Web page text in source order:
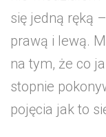
się jedną ręką
prawą i lewą.
na tym, że co
stopnie
pojęcia jak to